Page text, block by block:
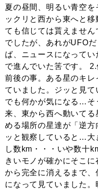
夏の昼間、明るい青空
ックリと西から東へと
ても信じては貰えませ
でしたが、あれがUFO
ば、ニュースになって
で進んでいた筈です。
前後の事。ある星のキ
ていました。ジッと見て
でも何かが気になる…そ
来、東から西へ動いて
める場所の星達が「逆
ッと観察していると…
し数km・・・いや数十
きいモノが確かにそこ
から完全に消えるまで
になって見ていました